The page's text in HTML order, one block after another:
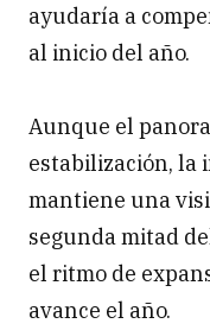
ayudaría a
al inicio del año.
Aunque el
estabilización, la
mantiene una
segunda mitad
el ritmo de
avance el año.